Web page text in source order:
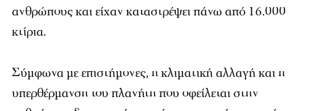
ανθρώπους και είχαν καταστρέψει πάνω από 16.000
κτίρια.
Σύμφωνα με επιστήμονες, η κλιματική αλλαγή και η
υπερθέρμανση του πλανήτη που οφείλεται στην